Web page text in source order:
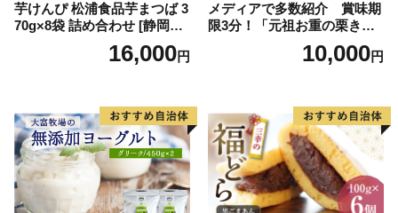
芋けんぴ 松浦食品芋まつば 3
70g×8袋 詰め合わせ [静岡伊
勢丹(松浦食品) 静岡県 吉田町
22424274] 芋ケンピ セット
16,000円
メディアで多数紹介 賞味期
限3分！「元祖お重の栗きん
とんモンブラン」 【未来の
ご褒美】スイーツ 栗 モンブ
子 菓子 F4N-2298
10,000円